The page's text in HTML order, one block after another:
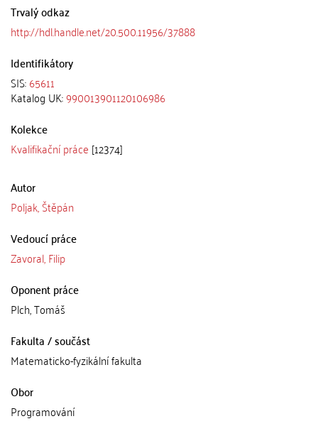
Trvalý odkaz
http://hdl.handle.net/20.500.11956/37888
Identifikátory
SIS:65611
Katalog UK:990013901120106986
Kolekce
Kvalifikační práce [12374]
Autor
Poljak, Štěpán
Vedoucí práce
Zavoral, Filip
Oponent práce
Plch, Tomáš
Fakulta / součást
Matematicko-fyzikální fakulta
Obor
Programování